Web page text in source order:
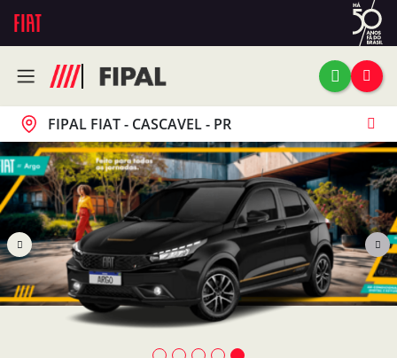
FIPAL FIAT - CASCAVEL - PR